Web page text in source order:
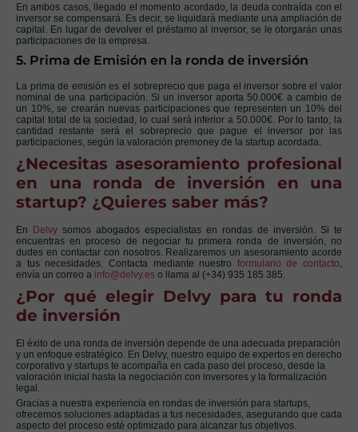
En ambos casos, llegado el momento acordado, la deuda contraída con el
inversor se compensará. Es decir, se liquidará mediante una ampliación de
capital. En lugar de devolver el préstamo al inversor, se le otorgarán unas
participaciones de la empresa.
5. Prima de Emisión en la ronda de inversión
La prima de emisión es el sobreprecio que paga el inversor sobre el valor
nominal de una participación. Si un inversor aporta 50.000€ a cambio de
un 10%, se crearán nuevas participaciones que representen un 10% del
capital total de la sociedad, lo cual será inferior a 50.000€. Por lo tanto, la
cantidad restante será el sobreprecio que pague el inversor por las
participaciones, según la valoración premoney de la startup acordada.
¿Necesitas asesoramiento profesional
en una ronda de inversión en una
startup? ¿Quieres saber más?
En Delvy somos abogados especialistas en rondas de inversión. Si te
encuentras en proceso de negociar tu primera ronda de inversión, no
dudes en contactar con nosotros. Realizaremos un asesoramiento acorde
a tus necesidades. Contacta mediante nuestro formulario de contacto,
envía un correo a info@delvy.es o llama al (+34) 935 185 385.
¿Por qué elegir Delvy para tu ronda
de inversión
El éxito de una ronda de inversión depende de una adecuada preparación
y un enfoque estratégico. En Delvy, nuestro equipo de expertos en derecho
corporativo y startups te acompaña en cada paso del proceso, desde la
valoración inicial hasta la negociación con inversores y la formalización
legal.
Gracias a nuestra experiencia en rondas de inversión para startups,
ofrecemos soluciones adaptadas a tus necesidades, asegurando que cada
aspecto del proceso esté optimizado para alcanzar tus objetivos.